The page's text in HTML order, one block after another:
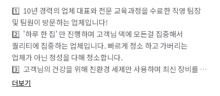
1️⃣  10년 경력의 업체 대표와 전문 교육과정을 수료한 직영 팀장
및 팀원이 방문하는 업체입니다!
2️⃣  '하루 한 집' 만 진행하며 고객님 댁에 모든걸 집중해서
퀄리티에 집중하는 업체입니다. 빠르게 청소 하고 가버리는
업체가 아닌 정성을 다해 청소합니다.
3️⃣  고객님의 건강을 위해 친환경 세제만 사용하며 최신 장비를
구비하고 있습니다.
더보기